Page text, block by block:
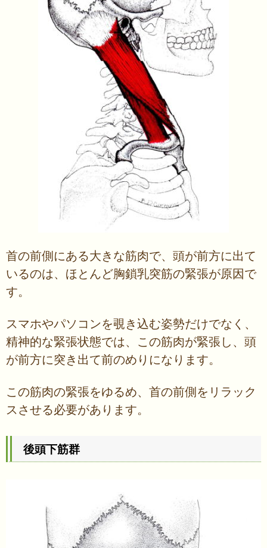
首の前側にある大きな筋肉で、頭が前方に出て
いるのは、ほとんど胸鎖乳突筋の緊張が原因で
す。
スマホやパソコンを覗き込む姿勢だけでなく、
精神的な緊張状態では、この筋肉が緊張し、頭
が前方に突き出て前のめりになります。
この筋肉の緊張をゆるめ、首の前側をリラック
スさせる必要があります。
後頭下筋群